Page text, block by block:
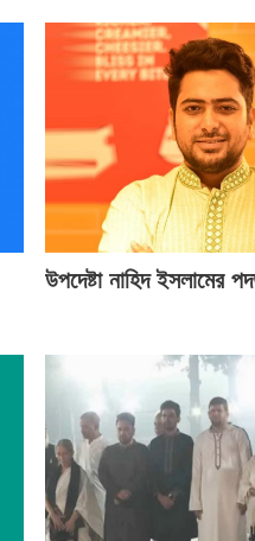
উপদেষ্টা নাহিদ ইসলামের